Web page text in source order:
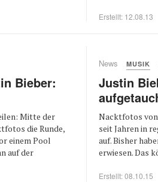
Erstellt: 12.08.13
Bieber:
Mitte der
die Runde,
einem Pool
auf der
News MUSIK
Justin
Nacktfotos von
seit Jahren in
auf. Bisher
erwiesen. Das
Erstellt: 08.10.15